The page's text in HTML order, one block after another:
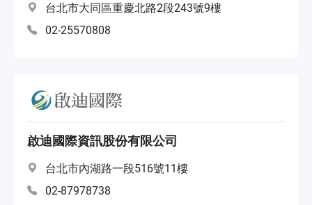
台北市大同區重慶北路2段243號9樓
02-25570808
啟迪國際資訊股份有限公司
台北市內湖路一段516號11樓
02-87978738